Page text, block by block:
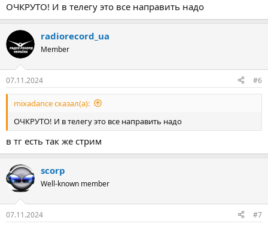
ОЧКРУТО! И в телегу это все направить надо
radiorecord_ua
Member
07.11.2024 #6
mixadance сказал(а):
ОЧКРУТО! И в телегу это все направить надо
в тг есть так же стрим
scorp
Well-known member
07.11.2024 #7